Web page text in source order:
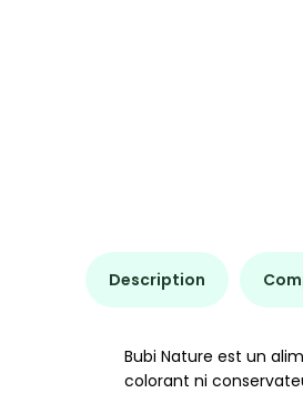
Description
Bubi Nature est un
colorant ni